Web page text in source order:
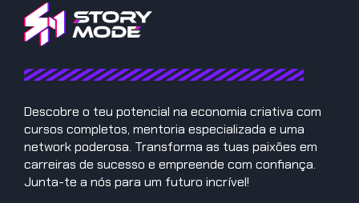
Descobre o teu potencial na economia criativa com
cursos completos, mentoria especializada e uma
network poderosa. Transforma as tuas paixões em
carreiras de sucesso e empreende com confiança.
Junta-te a nós para um futuro incrível!